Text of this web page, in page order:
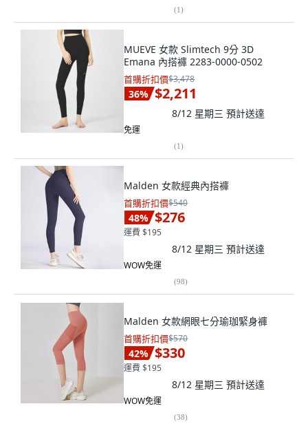
(1)
MUEVE 女款 Slimtech 9分 3D
Emana 內搭褲 2283-0000-0502
首購折扣價$3,478
36% $2,211
8/12 星期三 預計送達
免運
(1)
Malden 女款經典內搭褲
首購折扣價$540
48% $276
運費 $195
8/12 星期三 預計送達
WOW免運
(98)
Malden 女款網眼七分瑜珈緊身褲
首購折扣價$570
42% $330
運費 $195
8/12 星期三 預計送達
WOW免運
(38)